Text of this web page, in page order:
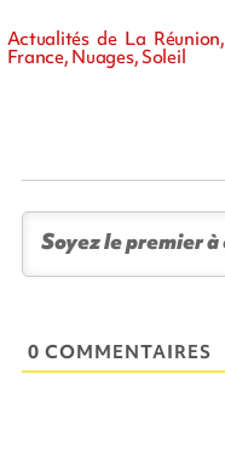
Actualités de La
France, Nuages, Soleil
0 COMMENTAIRES